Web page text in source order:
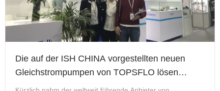
Die auf der ISH CHINA vorgestellten neuen
Gleichstrompumpen von TOPSFLO lösen
Veränderungen in der Branche aus